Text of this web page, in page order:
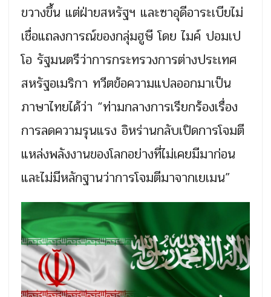
ขวางขึ้น แต่ฝ่ายสหรัฐฯ และซาอุดีอาระเบียไม่
เชื่อแถลงการณ์ของกลุ่มฮูษี โดย ไมค์ ปอมเป
โอ รัฐมนตรีว่าการกระทรวงการต่างประเทศ
สหรัฐอเมริกา ทวีตข้อความแปลออกมาเป็น
ภาษาไทยได้ว่า “ท่ามกลางการเรียกร้องเรื่อง
การลดความรุนแรง อิหร่านกลับเปิดการโจมตี
แหล่งพลังงานของโลกอย่างที่ไม่เคยมีมาก่อน
และไม่มีหลักฐานว่าการโจมตีมาจากเยเมน”